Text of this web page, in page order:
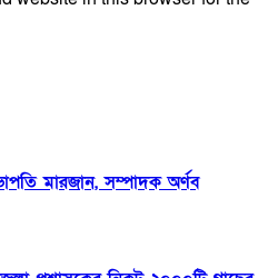
মারজান, সম্পাদক অর্ণব